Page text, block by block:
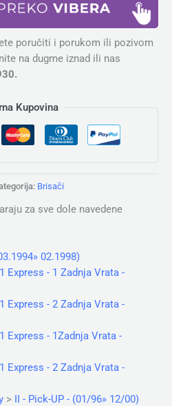
poručiti i porukom ili pozivom
na dugme iznad ili nas
Kupovina
Brisači
za sve dole navedene
02.1998)
1 Express - 1 Zadnja Vrata -
1 Express - 2 Zadnja Vrata -
1 Express - 1Zadnja Vrata -
1 Express - 2 Zadnja Vrata -
> II - Pick-UP - (01/96» 12/00)